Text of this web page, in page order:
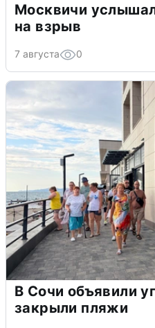
Москвичи
на взрыв
7 августа 0
В Сочи объявили
закрыли пляжи